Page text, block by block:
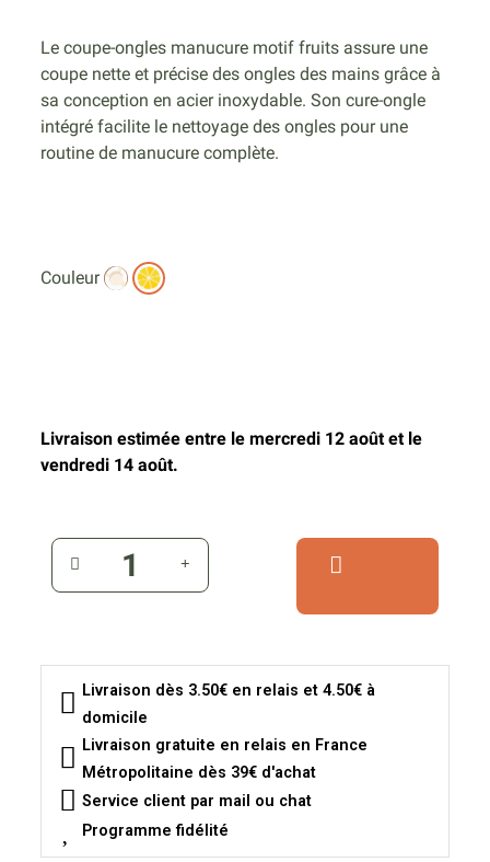
Le coupe-ongles manucure motif fruits assure une
coupe nette et précise des ongles des mains grâce à
sa conception en acier inoxydable. Son cure-ongle
intégré facilite le nettoyage des ongles pour une
routine de manucure complète.
Couleur
Livraison estimée entre le mercredi 12 août et le
vendredi 14 août.
Livraison dès 3.50€ en relais et 4.50€ à
domicile
Livraison gratuite en relais en France
Métropolitaine dès 39€ d'achat
Service client par mail ou chat
Programme fidélité